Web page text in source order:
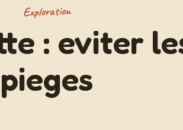
Exploration
: eviter
pieges